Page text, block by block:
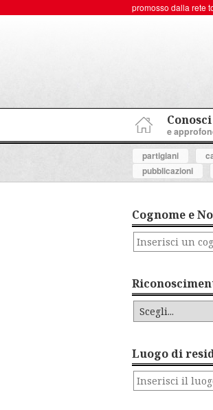
promosso dalla rete
Conosci
e
partigiani
pubblicazioni
Cognome e
Luogo di